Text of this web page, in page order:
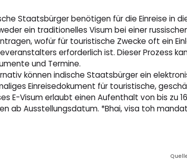
Staatsbürger benötigen für die Einreise in
ein traditionelles Visum bei einer
wofür für touristische Zwecke oft ein
erforderlich ist. Dieser Prozess
und Termine.
können indische Staatsbürger ein
Einreisedokument für touristische,
E-Visum erlaubt einen Aufenthalt von bis zu
ab Ausstellungsdatum. *Bhai, visa toh